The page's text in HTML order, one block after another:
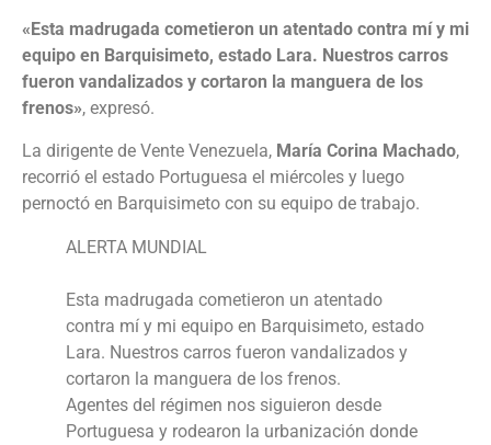
«Esta madrugada cometieron un atentado contra mí y mi
equipo en Barquisimeto, estado Lara. Nuestros carros
fueron vandalizados y cortaron la manguera de los
frenos», expresó.
La dirigente de Vente Venezuela, María Corina Machado,
recorrió el estado Portuguesa el miércoles y luego
pernoctó en Barquisimeto con su equipo de trabajo.
ALERTA MUNDIAL
Esta madrugada cometieron un atentado
contra mí y mi equipo en Barquisimeto, estado
Lara. Nuestros carros fueron vandalizados y
cortaron la manguera de los frenos.
Agentes del régimen nos siguieron desde
Portuguesa y rodearon la urbanización donde